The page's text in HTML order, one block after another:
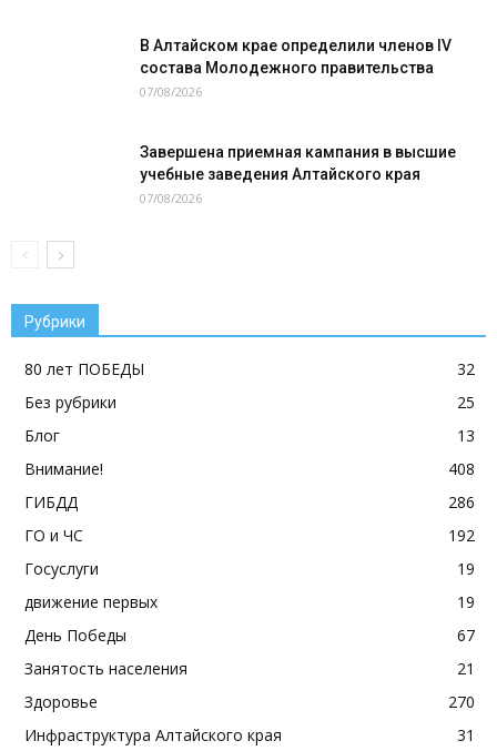
В Алтайском крае определили членов IV
состава Молодежного правительства
07/08/2026
Завершена приемная кампания в высшие
учебные заведения Алтайского края
07/08/2026
Рубрики
80 лет ПОБЕДЫ
32
Без рубрики
25
Блог
13
Внимание!
408
ГИБДД
286
ГО и ЧС
192
Госуслуги
19
движение первых
19
День Победы
67
Занятость населения
21
Здоровье
270
Инфраструктура Алтайского края
31